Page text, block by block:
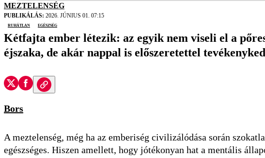
MEZTELENSÉG
PUBLIKÁLÁS: 2026. JÚNIUS 01. 07:15
ruhátlan
egészség
Kétfajta ember létezik: az egyik nem viseli el a
éjszaka, de akár nappal is előszeretettel
Bors
A meztelenség, még ha az emberiség civilizálódása során
egészséges. Hiszen amellett, hogy jótékonyan hat a mentális